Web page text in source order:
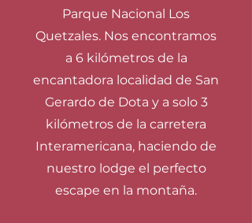
Parque Nacional Los
Quetzales. Nos encontramos
a 6 kilómetros de la
encantadora localidad de San
Gerardo de Dota y a solo 3
kilómetros de la carretera
Interamericana, haciendo de
nuestro lodge el perfecto
escape en la montaña.